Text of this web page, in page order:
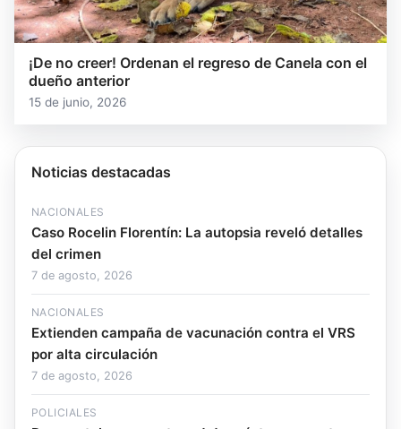
¡De no creer! Ordenan el regreso de Canela con el
dueño anterior
15 de junio, 2026
Noticias destacadas
NACIONALES
Caso Rocelin Florentín: La autopsia reveló detalles
del crimen
7 de agosto, 2026
NACIONALES
Extienden campaña de vacunación contra el VRS
por alta circulación
7 de agosto, 2026
POLICIALES